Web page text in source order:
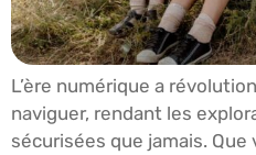
L’ère numérique a
naviguer, rendant les
sécurisées que jamais.